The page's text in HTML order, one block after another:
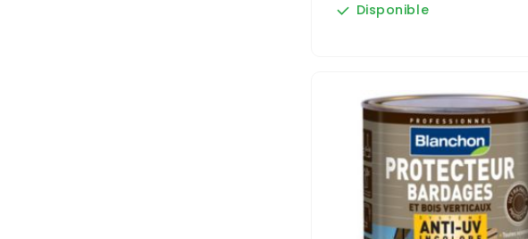
Disponible